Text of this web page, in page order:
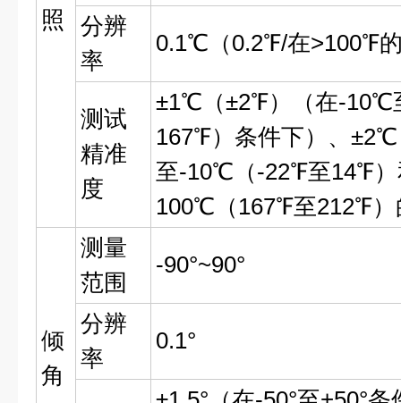
照
分辨
率
0.1℃（0.2℉/在>100℉
测试
精准
度
±1℃（±2℉）（在-10℃
167℉）条件下）、
至-10℃（-22℉至14℉
100℃（167℉至212℉）
倾
角
测量
范围
-90°~90°
分辨
率
0.1°